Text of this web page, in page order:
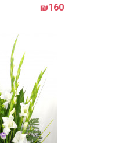
₪160